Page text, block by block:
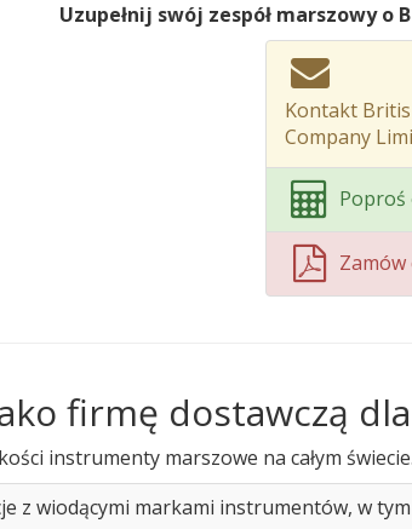
Uzupełnij swój zespół marszowy o
Kontakt
Company
Poproś
firmę dostawczą
instrumenty marszowe na całym
z wiodącymi markami instrumentów, w